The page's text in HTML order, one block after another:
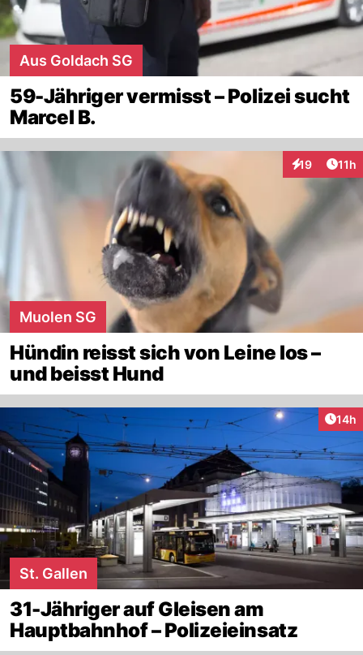
Aus Goldach SG
59-Jähriger vermisst – Polizei sucht
Marcel B.
19
Interaktionen
11h
Muolen SG
Hündin reisst sich von Leine los –
und beisst Hund
14h
St. Gallen
31-Jähriger auf Gleisen am
Hauptbahnhof – Polizeieinsatz